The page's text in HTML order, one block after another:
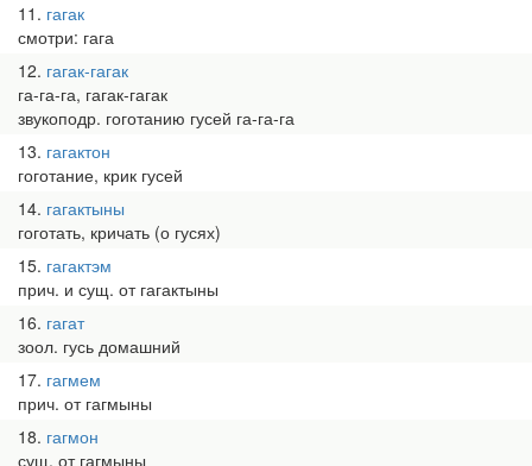
11 гагак
смотри: гага
12 гагак-гагак
га-га-га, гагак-гагак
звукоподр. гоготанию гусей га-га-га
13 гагактон
гоготание, крик гусей
14 гагактыны
гоготать, кричать (о гусях)
15 гагактэм
прич. и сущ. от гагактыны
16 гагат
зоол. гусь домашний
17 гагмем
прич. от гагмыны
18 гагмон
сущ. от гагмыны